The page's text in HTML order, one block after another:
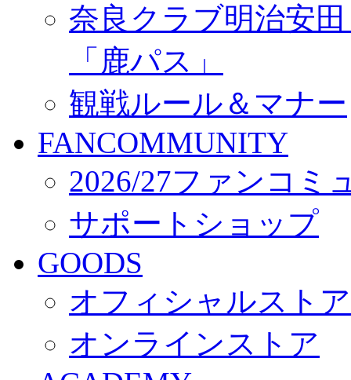
奈良クラブ明治安
「鹿パス」
観戦ルール＆マナー
FANCOMMUNITY
2026/27ファンコミ
サポートショップ
GOODS
オフィシャルスト
オンラインストア